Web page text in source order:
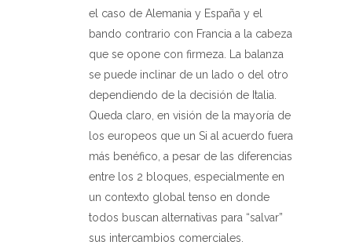
el caso de Alemania y España y el
bando contrario con Francia a la cabeza
que se opone con firmeza. La balanza
se puede inclinar de un lado o del otro
dependiendo de la decisión de Italia.
Queda claro, en visión de la mayoría de
los europeos que un Si al acuerdo fuera
más benéfico, a pesar de las diferencias
entre los 2 bloques, especialmente en
un contexto global tenso en donde
todos buscan alternativas para “salvar”
sus intercambios comerciales.